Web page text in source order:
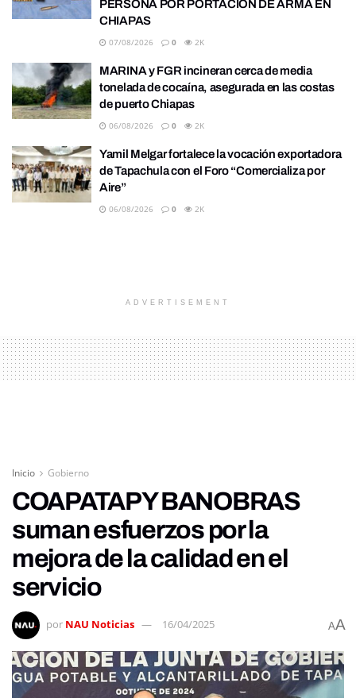
PERSONA POR PORTACIÓN DE ARMA EN
CHIAPAS
07/08/2026 0 2K
MARINA y FGR incineran cerca de media
tonelada de cocaína, asegurada en las costas
de puerto Chiapas
06/08/2026 0 2K
Yamil Melgar fortalece la vocación exportadora
de Tapachula con el Foro “Comercializa por
Aire”
06/08/2026 0 2K
ADVERTISEMENT
Inicio Gobierno
COAPATAP Y BANOBRAS
suman esfuerzos por la
mejora de la calidad en el
servicio
por NAU Noticias 16/04/2025 AA